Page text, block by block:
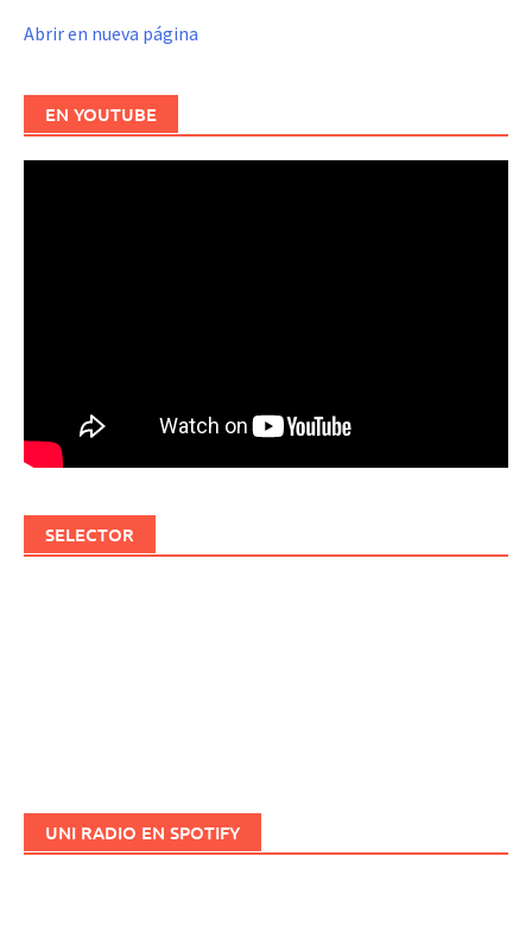
Abrir en nueva página
EN YOUTUBE
SELECTOR
UNI RADIO EN SPOTIFY